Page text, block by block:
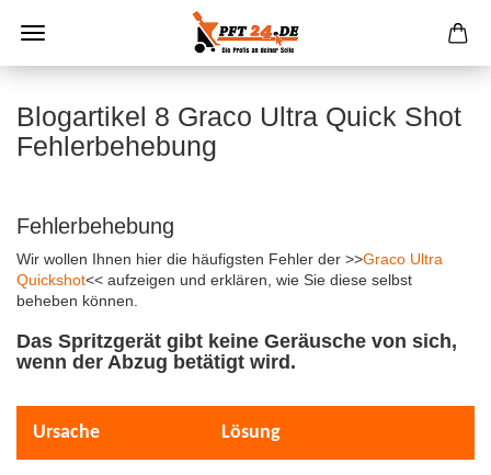
Blogartikel 8 Graco Ultra Quick Shot
Fehlerbehebung
Fehlerbehebung
Wir wollen Ihnen hier die häufigsten Fehler der >>Graco Ultra
Quickshot<< aufzeigen und erklären, wie Sie diese selbst
beheben können.
Das Spritzgerät gibt keine Geräusche von sich,
wenn der Abzug betätigt wird.
Ursache Lösung